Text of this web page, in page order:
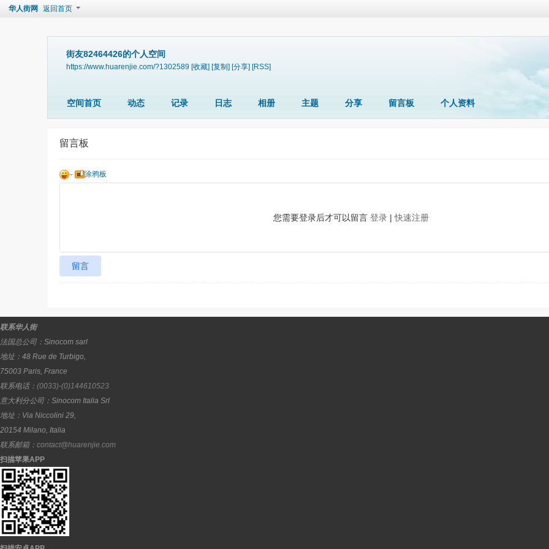
华人街网 返回首页
街友82464426的个人空间
https://www.huarenjie.com/?1302589 [收藏] [复制] [分享] [RSS]
空间首页 动态 记录 日志 相册 主题 分享 留言板 个人资料
留言板
涂鸦板
您需要登录后才可以留言登录 |快速注册
留言
联系华人街
法国总公司： Sinocom sarl
地址： 48 Rue de Turbigo,
75003 Paris, France
联系电话： (0033)-(0)144610523
意大利分公司： Sinocom Italia Srl
地址： Via Niccolini 29,
20154 Milano, Italia
联系邮箱： contact@huarenjie.com
扫描苹果APP